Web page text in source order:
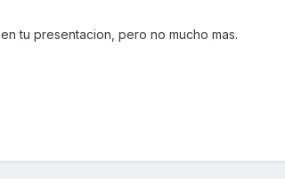
tu presentacion, pero no mucho mas.